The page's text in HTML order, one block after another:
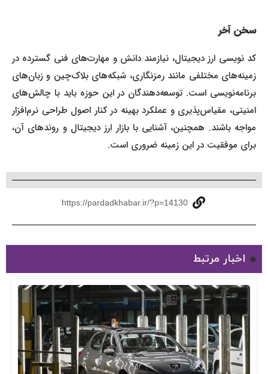
سخن آخر
کد نویسی ارز دیجیتال، نیازمند دانش و مهارت‌های فنی گسترده در
زمینه‌های مختلفی مانند رمزنگاری، شبکه‌های بلاک‌چین و زبان‌های
برنامه‌نویسی است. توسعه‌دهندگان در این حوزه باید با چالش‌های
امنیتی، مقیاس‌پذیری و عملکرد بهینه در کنار اصول طراحی نرم‌افزار
مواجه باشند. همچنین، آشنایی با بازار ارز دیجیتال و روندهای آن،
برای موفقیت در این زمینه ضروری است.
https://pardadkhabar.ir/?p=14130
اخبار مرتبط